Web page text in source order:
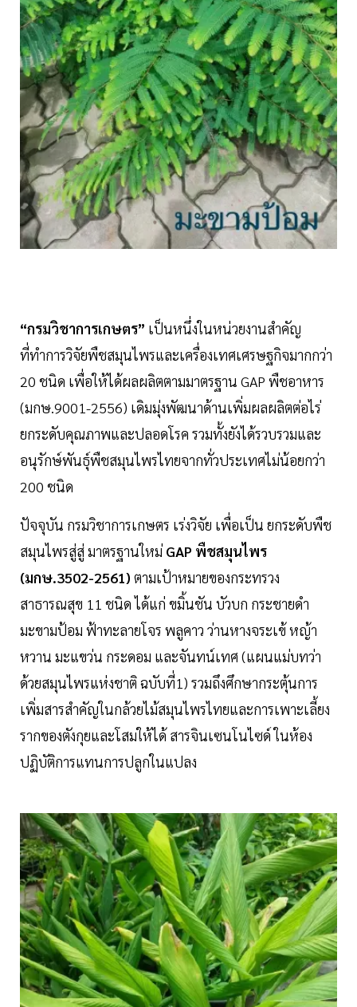
“กรมวิชาการเกษตร” เป็นหนึ่งในหน่วยงานสำคัญ
ที่ทำการวิจัยพืชสมุนไพรและเครื่องเทศเศรษฐกิจมากกว่า
20 ชนิด เพื่อให้ได้ผลผลิตตามมาตรฐาน GAP พืชอาหาร
(มกษ.9001-2556) เดิมมุ่งพัฒนาด้านเพิ่มผลผลิตต่อไร่
ยกระดับคุณภาพและปลอดโรค รวมทั้งยังได้รวบรวมและ
อนุรักษ์พันธุ์พืชสมุนไพรไทยจากทั่วประเทศไม่น้อยกว่า
200 ชนิด
ปัจจุบัน กรมวิชาการเกษตร เร่งวิจัย เพื่อเป็น ยกระดับพืช
สมุนไพรสู่สู่ มาตรฐานใหม่ GAP พืชสมุนไพร
(มกษ.3502-2561) ตามเป้าหมายของกระทรวง
สาธารณสุข 11 ชนิด ได้แก่ ขมิ้นชัน บัวบก กระชายดำ
มะขามป้อม ฟ้าทะลายโจร พลูคาว ว่านหางจระเข้ หญ้า
หวาน มะแขว่น กระดอม และจันทน์เทศ (แผนแม่บทว่า
ด้วยสมุนไพรแห่งชาติ ฉบับที่1) รวมถึงศึกษากระตุ้นการ
เพิ่มสารสำคัญในกล้วยไม้สมุนไพรไทยและการเพาะเลี้ยง
รากของตังกุยและโสมให้ได้ สารจินเซนโนไซด์ ในห้อง
ปฏิบัติการแทนการปลูกในแปลง